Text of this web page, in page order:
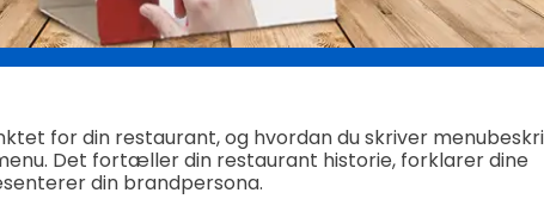
for din restaurant, og hvordan du skriver
Det fortæller din restaurant historie, forklarer dine
din brandpersona.